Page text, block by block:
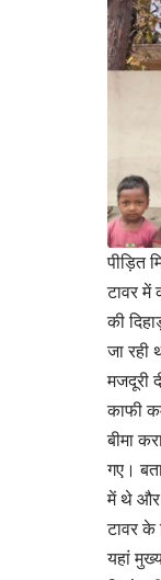
पीड़ित
टावर में
की
जा
मजदूरी
काफी
बीमा
गए।
में थे और
टावर के
यहां